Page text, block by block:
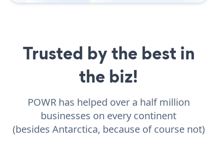
Trusted by the best in
the biz!
POWR has helped over a half million
businesses on every continent
(besides Antarctica, because of course not)